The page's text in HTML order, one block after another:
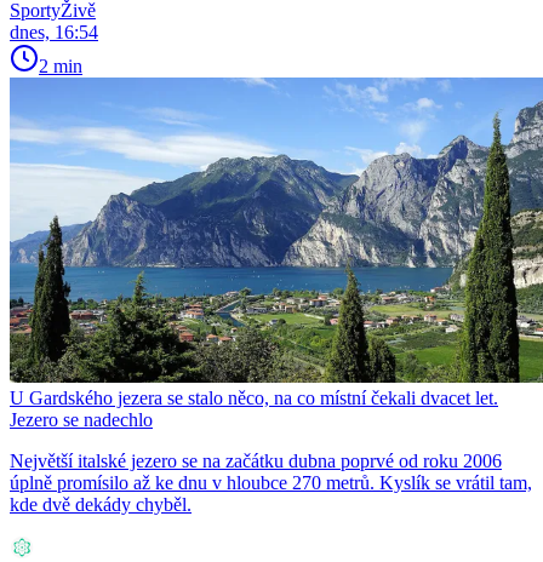
SportyŽivě
dnes, 16:54
2 min
U Gardského jezera se stalo něco, na co místní čekali dvacet let.
Jezero se nadechlo
Největší italské jezero se na začátku dubna poprvé od roku 2006
úplně promísilo až ke dnu v hloubce 270 metrů. Kyslík se vrátil tam,
kde dvě dekády chyběl.